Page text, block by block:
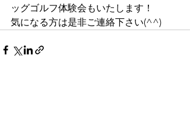
ッグゴルフ体験会もいたします！
気になる方は是非ご連絡下さい(^^)